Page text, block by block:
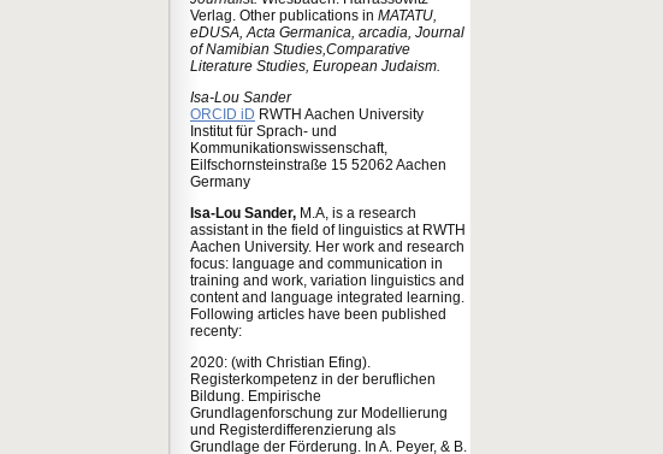
Verlag. Other publications in MATATU,
eDUSA, Acta Germanica, arcadia, Journal
of Namibian Studies,Comparative
Literature Studies, European Judaism.
Isa-Lou Sander
ORCID iD RWTH Aachen University
Institut für Sprach- und
Kommunikationswissenschaft,
Eilfschornsteinstraße 15 52062 Aachen
Germany
Isa-Lou Sander, M.A, is a research
assistant in the field of linguistics at RWTH
Aachen University. Her work and research
focus: language and communication in
training and work, variation linguistics and
content and language integrated learning.
Following articles have been published
recenty:
2020: (with Christian Efing).
Registerkompetenz in der beruflichen
Bildung. Empirische
Grundlagenforschung zur Modellierung
und Registerdifferenzierung als
Grundlage der Förderung. In A. Peyer, & B.